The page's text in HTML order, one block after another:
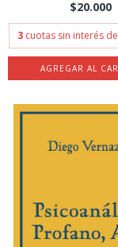
$20.000
3 cuotas sin interés de